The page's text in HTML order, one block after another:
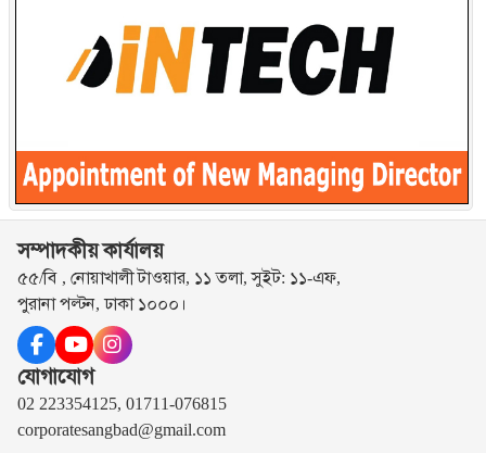
সম্পাদকীয় কার্যালয়
৫৫/বি , নোয়াখালী টাওয়ার, ১১ তলা, সুইট: ১১-এফ,
পুরানা পল্টন, ঢাকা ১০০০।
যোগাযোগ
02 223354125, 01711-076815
corporatesangbad@gmail.com